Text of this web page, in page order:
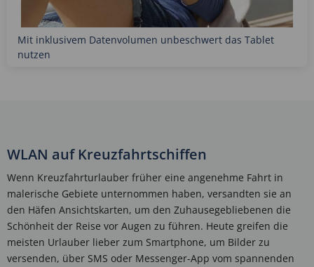
Mit inklusivem Datenvolumen unbeschwert das Tablet
nutzen
WLAN auf Kreuzfahrtschiffen
Wenn Kreuzfahrturlauber früher eine angenehme Fahrt in
malerische Gebiete unternommen haben, versandten sie an
den Häfen Ansichtskarten, um den Zuhausegebliebenen die
Schönheit der Reise vor Augen zu führen. Heute greifen die
meisten Urlauber lieber zum Smartphone, um Bilder zu
versenden, über SMS oder Messenger-App vom spannenden